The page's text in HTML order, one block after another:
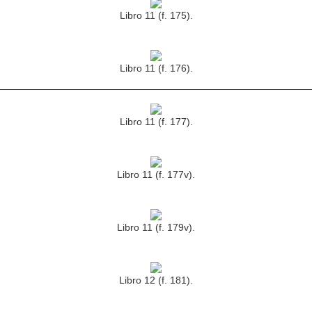
Libro 11 (f. 175).
Libro 11 (f. 176).
Libro 11 (f. 177).
Libro 11 (f. 177v).
Libro 11 (f. 179v).
Libro 12 (f. 181).